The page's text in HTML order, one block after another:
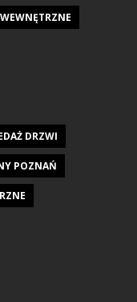
DRZWI
POZNAŃ